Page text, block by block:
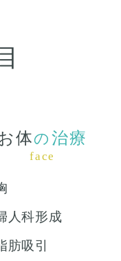
体の 治療
face
人科形成
肪吸引